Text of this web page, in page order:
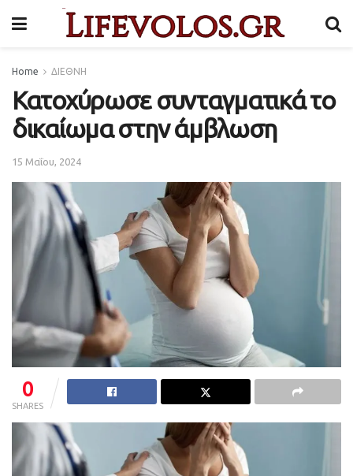
Home ΔΙΕΘΝΗ
Κατοχύρωσε συνταγματικά το
δικαίωμα στην άμβλωση
15 Μαΐου, 2024
0
SHARES